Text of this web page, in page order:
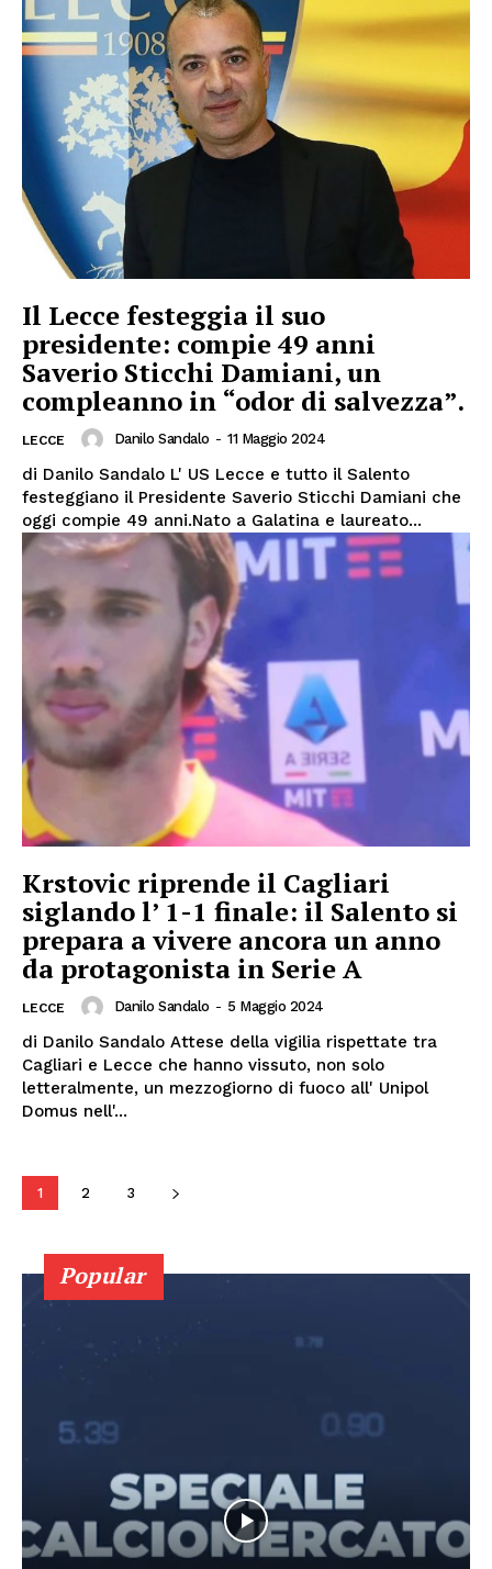
Il Lecce festeggia il suo
presidente: compie 49 anni
Saverio Sticchi Damiani, un
compleanno in “odor di salvezza”.
LECCE Danilo Sandalo - 11 Maggio 2024
di Danilo Sandalo L' US Lecce e tutto il Salento
festeggiano il Presidente Saverio Sticchi Damiani che
oggi compie 49 anni.Nato a Galatina e laureato...
Krstovic riprende il Cagliari
siglando l’ 1-1 finale: il Salento si
prepara a vivere ancora un anno
da protagonista in Serie A
LECCE Danilo Sandalo - 5 Maggio 2024
di Danilo Sandalo Attese della vigilia rispettate tra
Cagliari e Lecce che hanno vissuto, non solo
letteralmente, un mezzogiorno di fuoco all' Unipol
Domus nell'...
1 2 3
Popular